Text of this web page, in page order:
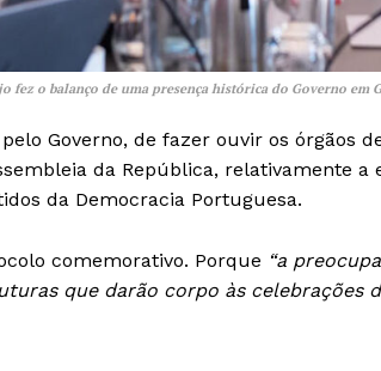
Guimarães, agora!
fez o balanço de uma presença histórica do Governo em
Governo, de fazer ouvir os órgãos
da República, relativamente a
da Democracia Portuguesa.
comemorativo. Porque “a
que darão corpo às celebrações